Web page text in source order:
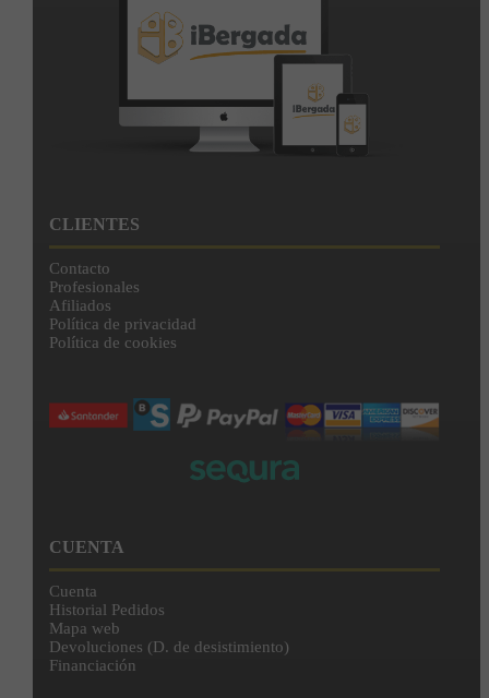
CLIENTES
Contacto
Profesionales
Afiliados
Política de privacidad
Política de cookies
CUENTA
Cuenta
Historial Pedidos
Mapa web
Devoluciones (D. de desistimiento)
Financiación